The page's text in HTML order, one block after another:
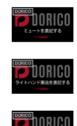
DORICO
DORICO
DORICO